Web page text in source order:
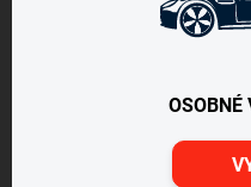
OSOBNÉ